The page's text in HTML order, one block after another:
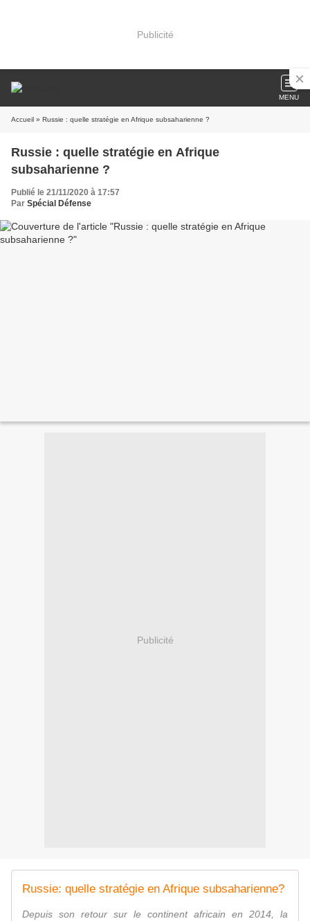
Publicité
MENU
Accueil » Russie : quelle stratégie en Afrique subsaharienne ?
Russie : quelle stratégie en Afrique
subsaharienne ?
Publié le 21/11/2020 à 17:57
Par Spécial Défense
Publicité
Russie: quelle stratégie en Afrique subsaharienne?
Depuis son retour sur le continent africain en 2014, la